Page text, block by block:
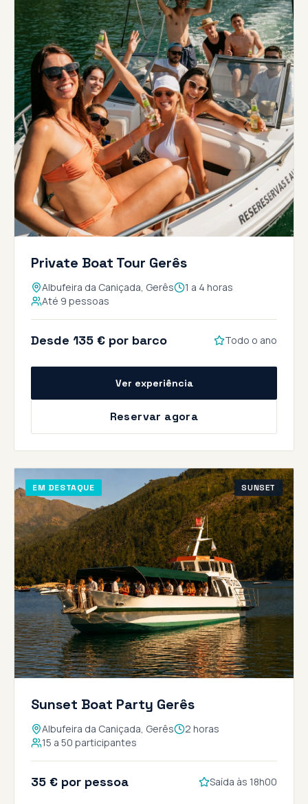
Private Boat Tour Gerês
Albufeira da Caniçada, Gerês
1 a 4 horas
Até 9 pessoas
Desde 135 € por barco Todo o ano
Ver experiência
Reservar agora
EM DESTAQUE SUNSET
Sunset Boat Party Gerês
Albufeira da Caniçada, Gerês
2 horas
15 a 50 participantes
35 € por pessoa Saída às 18h00